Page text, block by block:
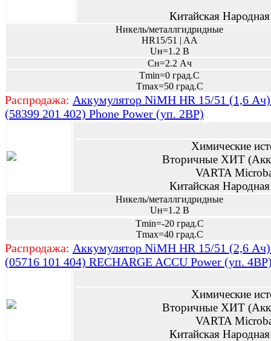
Китайская
Никель/металлгидридные
HR15/51 | AA
Uн=1.2 В
Сн=2.2 Ач
Tmin=0 град.С
Tmax=50 град.С
Распродажа: Аккумулятор NiMH HR 15/51 (1,6
(58399 201 402) Phone Power (уп. 2BP)
Химические
Вторичные ХИТ
VARTA
Китайская
Никель/металлгидридные
Uн=1.2 В
Tmin=-20 град.С
Tmax=40 град.С
Распродажа: Аккумулятор NiMH HR 15/51 (2,6
(05716 101 404) RECHARGE ACCU Power (уп.
Химические
Вторичные ХИТ
VARTA
Китайская